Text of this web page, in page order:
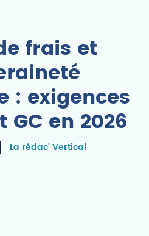
frais et
: exigences
GC en 2026
La rédac' Vertical